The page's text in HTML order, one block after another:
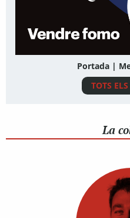
Portada |
TOTS
La